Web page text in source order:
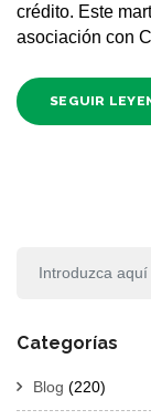
crédito. Este
asociación con
SEGUIR
Categorías
Blog (220)